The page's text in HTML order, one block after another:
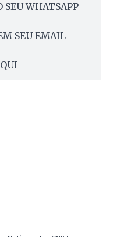
SEU WHATSAPP
SEU EMAIL